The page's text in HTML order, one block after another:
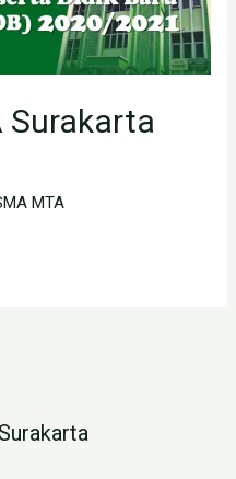
Surakarta
MTA